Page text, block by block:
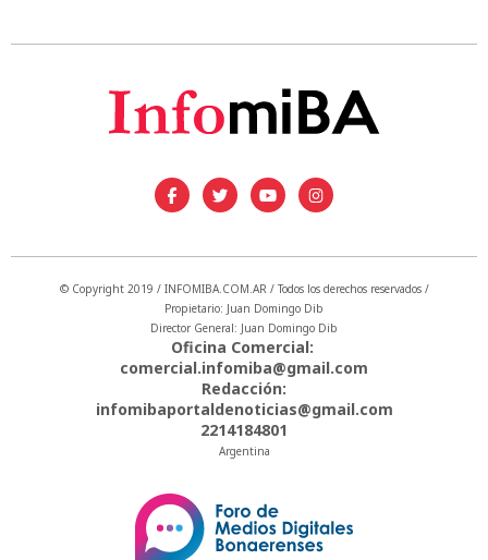
© Copyright 2019 / INFOMIBA.COM.AR / Todos los derechos reservados /
Propietario: Juan Domingo Dib
Director General: Juan Domingo Dib
Oficina Comercial:
comercial.infomiba@gmail.com
Redacción:
infomibaportaldenoticias@gmail.com
2214184801
Argentina